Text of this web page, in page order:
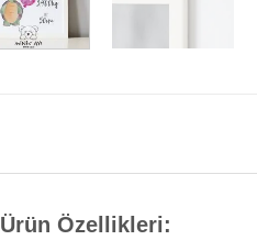
Ürün Özellikleri: